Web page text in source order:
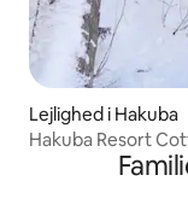
Lejlighed i Hakuba
Hakuba Resort
familielejlighed A